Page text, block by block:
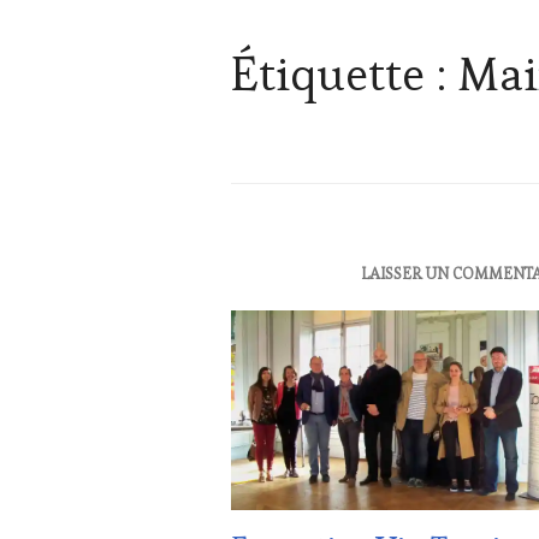
Étiquette :
:
WINE
TASTING
VOUCHER
DOMAINE
VITICOLE,
ADHÉRENT,
VIN
TOURISME,
LAISSER UN